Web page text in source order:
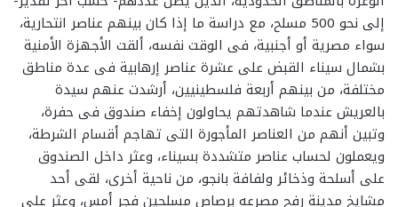
إلى نحو 500 مسلح، مع دراسة ما إذا كان بينهم عناصر انتحارية،
سواء مصرية أو أجنبية، فى الوقت نفسه، ألقت الأجهزة الأمنية
بشمال سيناء القبض على عشرة عناصر إرهابية فى عدة مناطق
مختلفة، من بينهم أربعة فلسطينيين، أرشدت عنهم سيدة
بالعريش عندما شاهدتهم يحاولون إخفاء صندوق فى حفرة،
وتبين أنهم من العناصر المأجورة التى تهاجم أقسام الشرطة،
ويعملون لحساب عناصر متشددة بسيناء، وعثر داخل الصندوق
على أسلحة وذخائر ولفافة بانجو، من ناحية أخرى، لقى أحد
مشايخ مدينة رفح مصرعه برصاص مسلحين فجر أمس، وعثر على